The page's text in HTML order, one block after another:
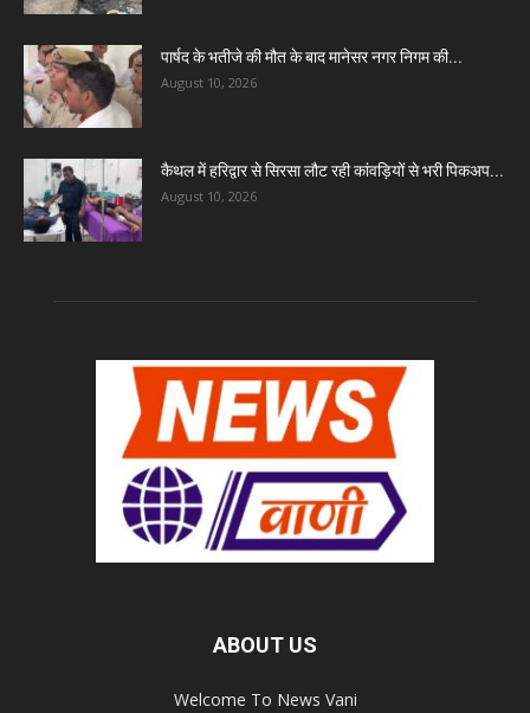
पार्षद के भतीजे की मौत के बाद मानेसर नगर निगम की...
August 10, 2026
कैथल में हरिद्वार से सिरसा लौट रही कांवड़ियों से भरी पिकअप...
August 10, 2026
ABOUT US
Welcome To News Vani